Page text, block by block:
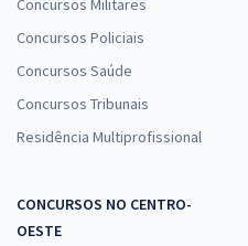
Concursos Militares
Concursos Policiais
Concursos Saúde
Concursos Tribunais
Residência Multiprofissional
CONCURSOS NO CENTRO-
OESTE